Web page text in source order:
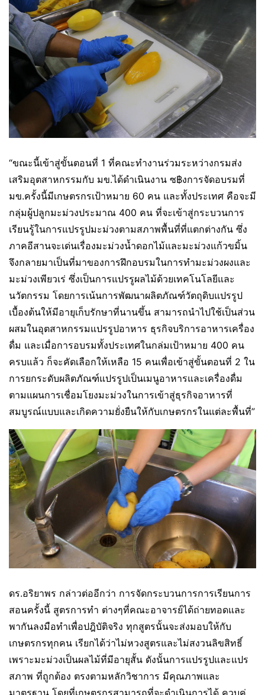
“ขณะนี้เข้าสู่ขั้นตอนที่ 1 ที่คณะทำงานร่วมระหว่างกรมส่ง
เสริมอุตสาหกรรมกับ มข.ได้ดำเนินงาน ซ฿งการจัดอบรมที่
มข.ครั้งนี้มีเกษตรกรเป้าหมาย 60 คน และทั้งประเทศ คือจะมี
กลุ่มผู้ปลูกมะม่วงประมาณ 400 คน ที่จะเข้าสู่กระบวนการ
เรียนรู้ในการแปรรูปมะม่วงตามสภาพพื้นที่ที่แตกต่างกัน ซึ่ง
ภาคอีสานจะเด่นเรื่องมะม่วงน้ำดอกไม้และมะม่วงแก้วขมิ้น
จึงกลายมาเป็นที่มาของการฝึกอบรมในการทำมะม่วงผงและ
มะม่วงเพียวเร่ ซึ่งเป็นการแปรรูผลไม้ด้วยเทคโนโลยีและ
นวัตกรรม โดยการเน้นการพัฒนาผลิตภัณฑ์วัตถุดิบแปรรูป
เบื้องต้นให้มีอายุเก็บรักษาที่นานขึ้น สามารถนำไปใช้เป็นส่วน
ผสมในอุตสาหกรรมแปรรูปอาหาร ธุรกิจบริการอาหารเครื่อง
ดื่ม และเมื่อการอบรมทั้งประเทศในกล่มเป้าหมาย 400 คน
ครบแล้ว ก็จะคัดเลือกให้เหลือ 15 คนเพื่อเข้าสู่ขั้นตอนที่ 2 ใน
การยกระดับผลิตภัณฑ์แปรรูปเป็นเมนูอาหารและเครื่องดื่ม
ตามแผนการเชื่อมโยงมะม่วงในการเข้าสู่ธุรกิจอาหารที่
สมบูรณ์แบบและเกิดความยั่งยืนให้กับเกษตรกรในแต่ละพื้นที่”
ดร.อริยาพร กล่าวต่ออีกว่า การจัดกระบวนการการเรียนการ
สอนครั้งนี้ สูตรการทำ ต่างๆที่คณะอาจารย์ได้ถ่ายทอดและ
พากันลงมือทำเพื่อปฎิบัติจริง ทุกสูตรนั้นจะส่งมอบให้กับ
เกษตรกรทุกคน เรียกได้ว่าไม่หวงสูตรและไม่สงวนลิขสิทธิ์
เพราะมะม่วงเป็นผลไม้ที่มีอายุสั้น ดังนั้นการแปรรูปและแปร
สภาพ ที่ถูกต้อง ตรงตามหลักวิชาการ มีคุณภาพและ